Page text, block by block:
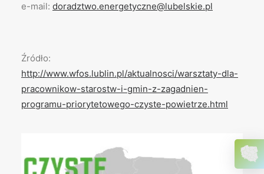
e-mail: doradztwo.energetyczne@lubelskie.pl
Źródło:
http://www.wfos.lublin.pl/aktualnosci/warsztaty-dla-
pracownikow-starostw-i-gmin-z-zagadnien-
programu-priorytetowego-czyste-powietrze.html